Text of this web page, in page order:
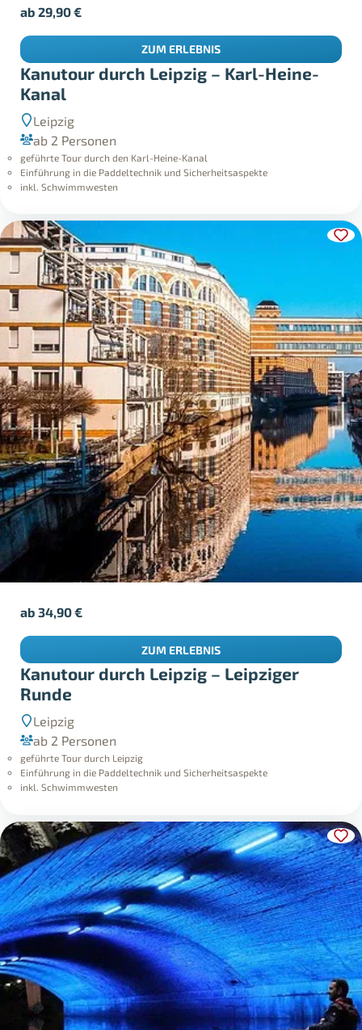
Kanutour durch Leipzig – Karl-Heine-
Kanal
Leipzig
ab 2 Personen
geführte Tour durch den Karl-Heine-Kanal
Einführung in die Paddeltechnik und Sicherheitsaspekte
inkl. Schwimmwesten
ab29,90€
ZUM ERLEBNIS
Kanutour durch Leipzig – Leipziger
Runde
Leipzig
ab 2 Personen
geführte Tour durch Leipzig
Einführung in die Paddeltechnik und Sicherheitsaspekte
inkl. Schwimmwesten
ab34,90€
ZUM ERLEBNIS